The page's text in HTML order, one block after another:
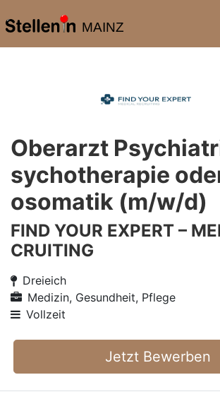
MAINZ
Oberarzt
sychotherapie
osomatik (m/w/d)
FIND YOUR EXPERT –
CRUITING
Dreieich
Medizin, Gesundheit, Pflege
Vollzeit
Jetzt Bewerben